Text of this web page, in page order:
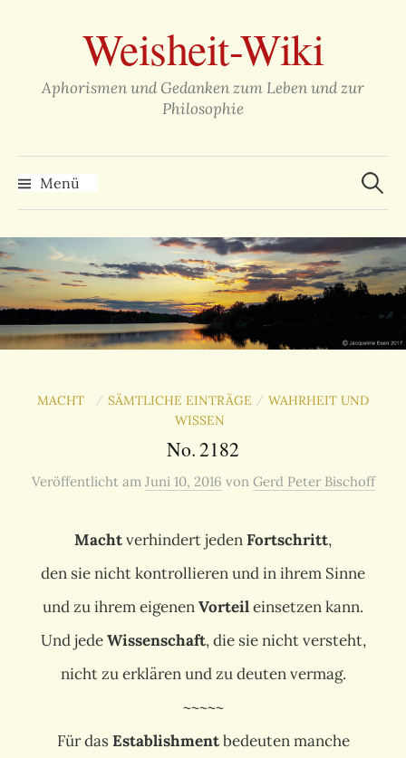
überspringenWeisheit-Wiki
Aphorismen und Gedanken zum Leben und zur
Philosophie
Menü
Suchen
nach:
MACHT / SÄMTLICHE EINTRÄGE / WAHRHEIT UND
WISSEN
No. 2182
Veröffentlicht am Juni 10, 2016 von Gerd Peter Bischoff
Machtverhindert jedenFortschritt,
den sie nicht kontrollieren und in ihrem Sinne
und zu ihrem eigenenVorteileinsetzen kann.
Und jedeWissenschaft, die sie nicht versteht,
nicht zu erklären und zu deuten vermag.
~~~~~
Für dasEstablishmentbedeuten manche